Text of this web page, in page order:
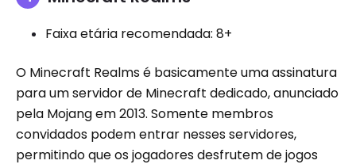
Faixa etária recomendada: 8+
O Minecraft Realms é basicamente uma assinatura
para um servidor de Minecraft dedicado, anunciado
pela Mojang em 2013. Somente membros
convidados podem entrar nesses servidores,
permitindo que os jogadores desfrutem de jogos